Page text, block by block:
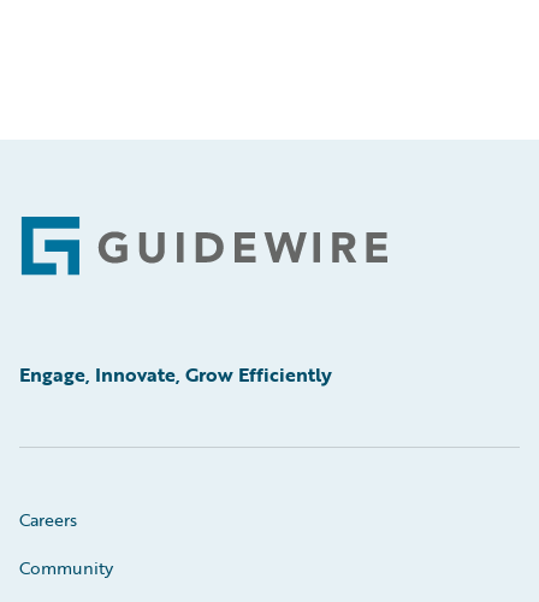
Footer
Engage, Innovate, Grow Efficiently
Careers
Community